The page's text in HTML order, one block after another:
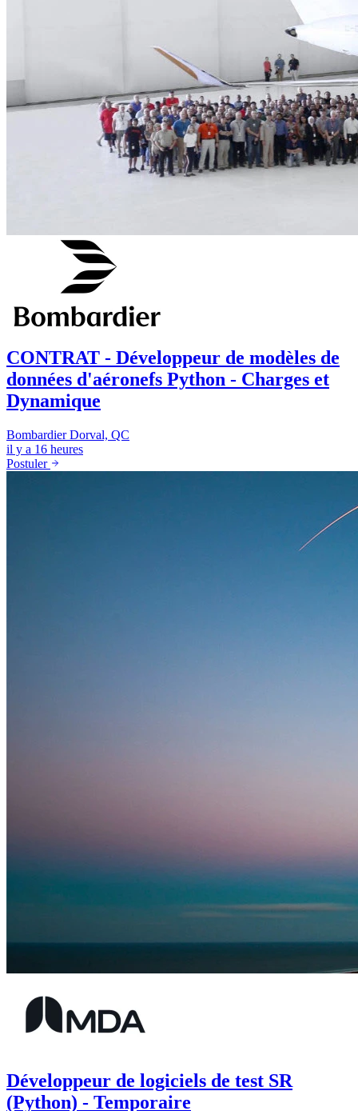
CONTRAT - Développeur de modèles de
données d'aéronefs Python - Charges et
Dynamique
Bombardier Dorval, QC
il y a 16 heures
Postuler
Développeur de logiciels de test SR
(Python) - Temporaire